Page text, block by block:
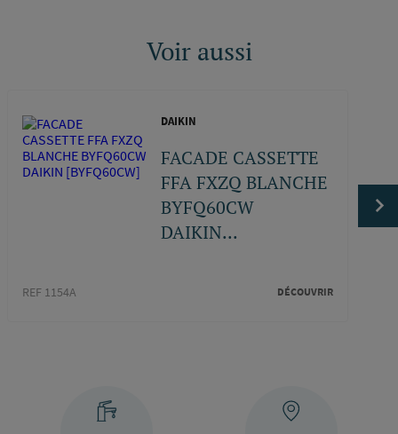
Voir aussi
DAIKIN
FACADE CASSETTE
FFA FXZQ BLANCHE
BYFQ60CW
DAIKIN...
REF 1154A DÉCOUVRIR